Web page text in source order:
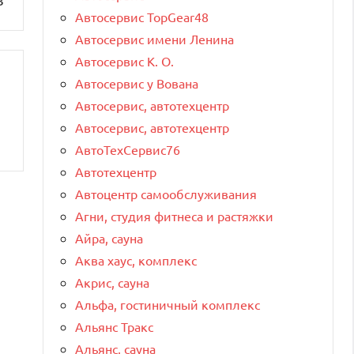
Автосервис TopGear48
Автосервис имени Ленина
Автосервис К. О.
Автосервис у Вована
Автосервис, автотехцентр
Автосервис, автотехцентр
АвтоТехСервис76
Автотехцентр
Автоцентр самообслуживания
Агни, студия фитнеса и растяжки
Айра, сауна
Аква хаус, комплекс
Акрис, сауна
Альфа, гостиничный комплекс
Альянс Тракс
Альянс, сауна